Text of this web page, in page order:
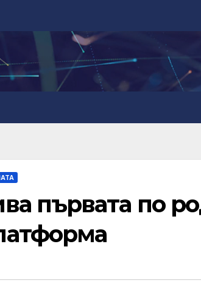
първата по